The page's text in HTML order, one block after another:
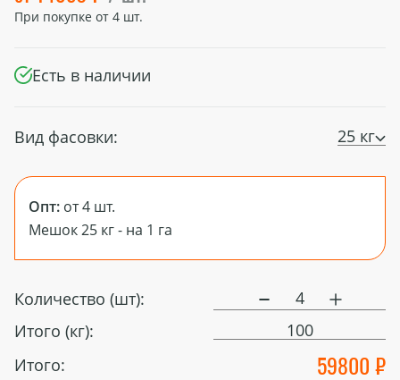
При покупке от 4 шт.
Есть в наличии
Вид фасовки: 25 кг
Опт: от 4 шт.
Мешок 25 кг - на 1 га
Количество (шт):
Итого (кг):
100
Итого:
59800 ₽